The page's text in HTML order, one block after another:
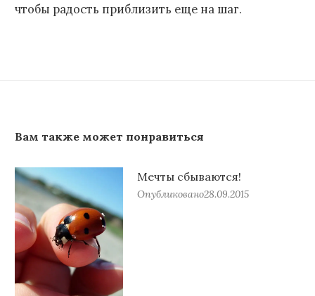
чтобы радость приблизить еще на шаг.
Вам также может понравиться
Мечты сбываются!
Опубликовано28.09.2015